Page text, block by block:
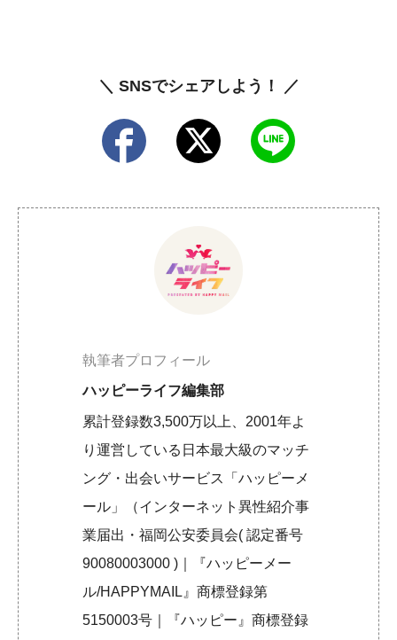
＼ SNSでシェアしよう！ ／
執筆者プロフィール
ハッピーライフ編集部
累計登録数3,500万以上、2001年よ
り運営している日本最大級のマッチ
ング・出会いサービス「ハッピーメ
ール」（インターネット異性紹介事
業届出・福岡公安委員会( 認定番号
90080003000 )｜『ハッピーメー
ル/HAPPYMAIL』商標登録第
5150003号｜『ハッピー』商標登録